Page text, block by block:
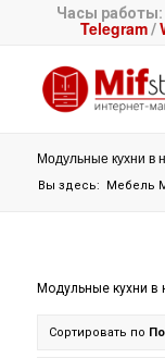
Часы работы:
Telegram/
Модульные кухни в
Вы здесь: Мебель
Модульные кухни в
Сортировать по